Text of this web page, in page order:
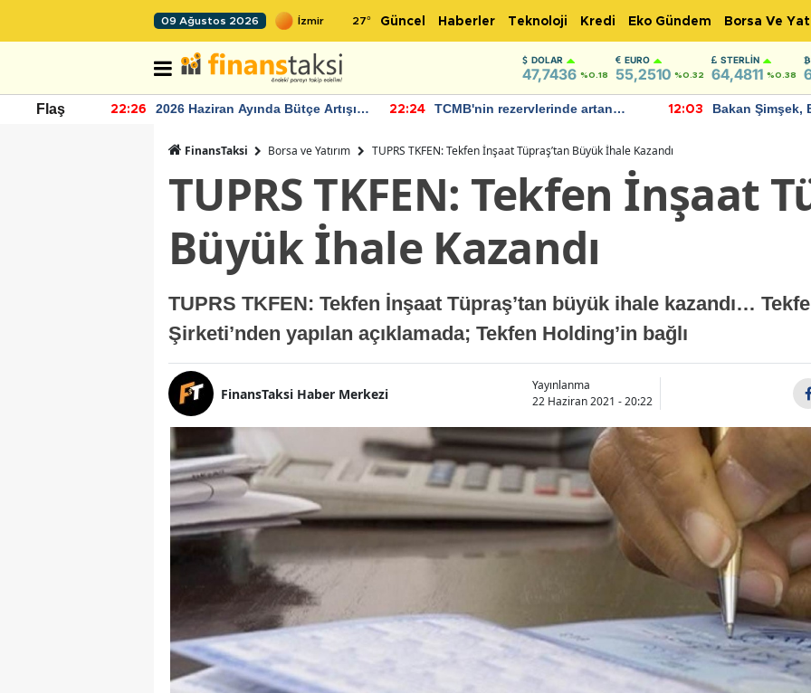
09 Ağustos 2026 27° Güncel Haberler Teknoloji Kredi Eko Gündem Borsa Ve
DOLAR
47,7436 %0.18
EURO
55,2510 %0.32
STERLIN
64,4811 %0.38
Flaş 22:26
2026 Haziran Ayında Bütçe Artışı
22:24
TCMB'nin rezervlerinde artan
12:03
Bakan Şimşek,
FinansTaksi Borsa ve Yatırım TUPRS TKFEN: Tekfen İnşaat Tüpraş’tan Büyük İhale Kazandı
TUPRS TKFEN: Tekfen İnşaat
Büyük İhale Kazandı
TUPRS TKFEN: Tekfen İnşaat Tüpraş’tan büyük ihale kazandı…
Şirketi’nden yapılan açıklamada; Tekfen Holding’in bağlı
FinansTaksi Haber Merkezi
Yayınlanma
22 Haziran 2021 - 20:22